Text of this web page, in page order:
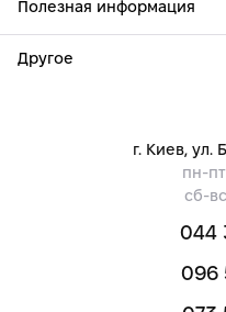
Полезная информация
Другое
г. Киев, ул.
пн-
сб-
044
096